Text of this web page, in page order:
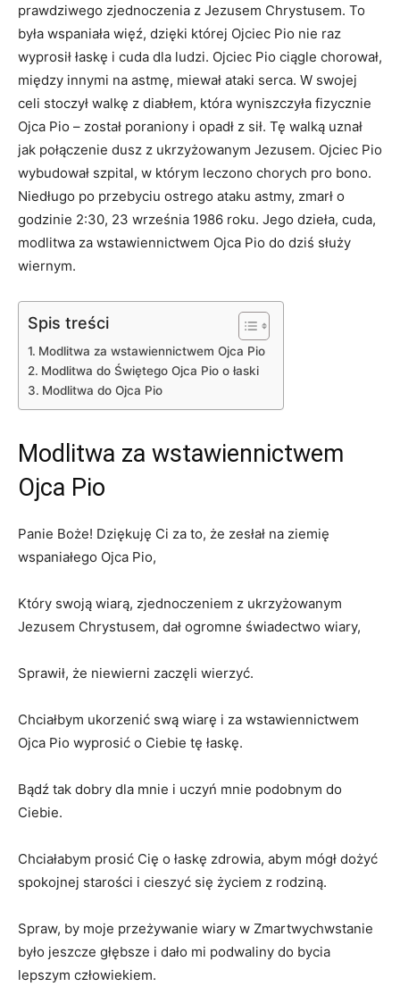
prawdziwego zjednoczenia z Jezusem Chrystusem. To
była wspaniała więź, dzięki której Ojciec Pio nie raz
wyprosił łaskę i cuda dla ludzi. Ojciec Pio ciągle chorował,
między innymi na astmę, miewał ataki serca. W swojej
celi stoczył walkę z diabłem, która wyniszczyła fizycznie
Ojca Pio – został poraniony i opadł z sił. Tę walką uznał
jak połączenie dusz z ukrzyżowanym Jezusem. Ojciec Pio
wybudował szpital, w którym leczono chorych pro bono.
Niedługo po przebyciu ostrego ataku astmy, zmarł o
godzinie 2:30, 23 września 1986 roku. Jego dzieła, cuda,
modlitwa za wstawiennictwem Ojca Pio do dziś służy
wiernym.
Spis treści
Modlitwa za wstawiennictwem Ojca Pio
Modlitwa do Świętego Ojca Pio o łaski
Modlitwa do Ojca Pio
Modlitwa za wstawiennictwem
Ojca Pio
Panie Boże! Dziękuję Ci za to, że zesłał na ziemię
wspaniałego Ojca Pio,
Który swoją wiarą, zjednoczeniem z ukrzyżowanym
Jezusem Chrystusem, dał ogromne świadectwo wiary,
Sprawił, że niewierni zaczęli wierzyć.
Chciałbym ukorzenić swą wiarę i za wstawiennictwem
Ojca Pio wyprosić o Ciebie tę łaskę.
Bądź tak dobry dla mnie i uczyń mnie podobnym do
Ciebie.
Chciałabym prosić Cię o łaskę zdrowia, abym mógł dożyć
spokojnej starości i cieszyć się życiem z rodziną.
Spraw, by moje przeżywanie wiary w Zmartwychwstanie
było jeszcze głębsze i dało mi podwaliny do bycia
lepszym człowiekiem.